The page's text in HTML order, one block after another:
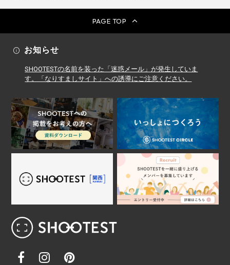
PAGE TOP
お知らせ
SHOOTESTの名前を装った「迷惑メール」が発生していま
す。「なりすましサイト」への誘導にご注意ください。